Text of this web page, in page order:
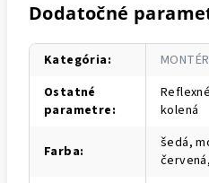
Dodatočné
Kategória:
Ostatné
parametre:
kolená
Farba:
šedá,